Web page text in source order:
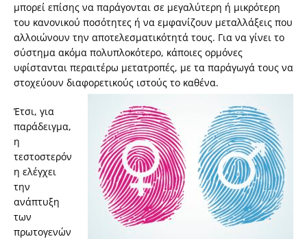
μπορεί επίσης να παράγονται σε μεγαλύτερη ή μικρότερη
του κανονικού ποσότητες ή να εμφανίζουν μεταλλάξεις που
αλλοιώνουν την αποτελεσματικότητά τους. Για να γίνει το
σύστημα ακόμα πολυπλοκότερο, κάποιες ορμόνες
υφίστανται περαιτέρω μετατροπές, με τα παράγωγά τους να
στοχεύουν διαφορετικούς ιστούς το καθένα.
Έτσι, για
παράδειγμα,
η
τεστοστερόν
η ελέγχει
την
ανάπτυξη
των
πρωτογενών